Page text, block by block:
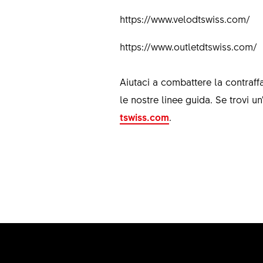
https://www.velodtswiss.com/
https://www.outletdtswiss.com/
Aiutaci a combattere la
le nostre linee guida. Se trovi
tswiss.com.